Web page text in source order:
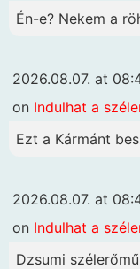
Én-e? Nekem a
2026.08.07. at
on Indulhat a
Ezt a Kármánt
2026.08.07. at
on Indulhat a
Dzsumi